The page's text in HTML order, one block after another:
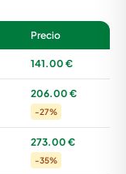
Precio
141.00 €
206.00 €
-27%
273.00 €
-35%